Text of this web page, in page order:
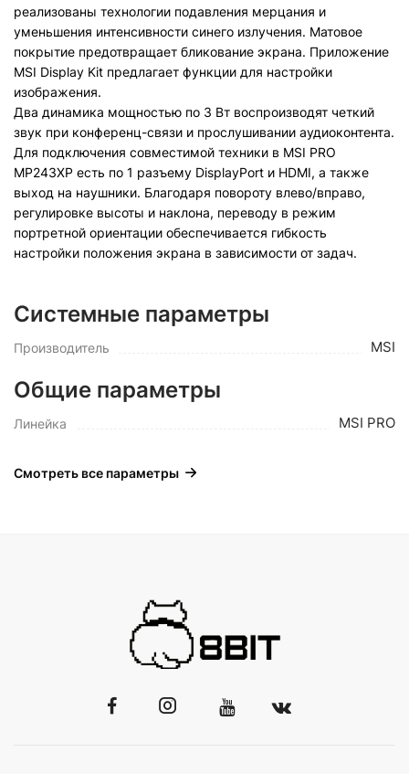
реализованы технологии подавления мерцания и
уменьшения интенсивности синего излучения. Матовое
покрытие предотвращает бликование экрана. Приложение
MSI Display Kit предлагает функции для настройки
изображения.
Два динамика мощностью по 3 Вт воспроизводят четкий
звук при конференц-связи и прослушивании аудиоконтента.
Для подключения совместимой техники в MSI PRO
MP243XP есть по 1 разъему DisplayPort и HDMI, а также
выход на наушники. Благодаря повороту влево/вправо,
регулировке высоты и наклона, переводу в режим
портретной ориентации обеспечивается гибкость
настройки положения экрана в зависимости от задач.
Системные параметры
Производитель MSI
Общие параметры
Линейка MSI PRO
Смотреть все параметры